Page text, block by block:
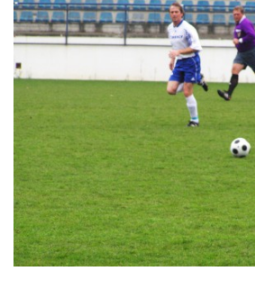
FKD A
FKD B
STARŠÍ DOROST
STARŠÍ ŽÁCI
MLADŠÍ ŽÁCI